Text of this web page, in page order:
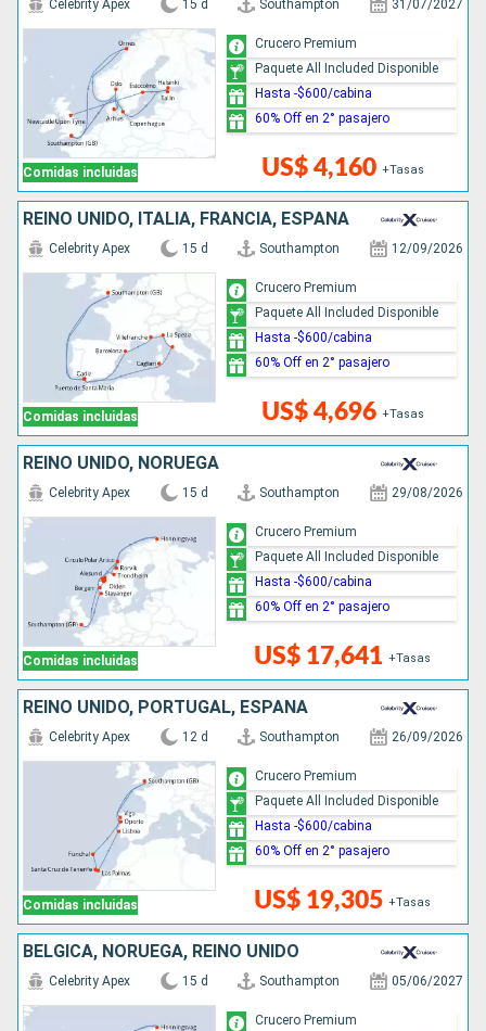
Comidas incluidas
Celebrity Apex 15 d Southampton 31/07/2027
US$ 4,160 +Tasas
Crucero Premium
Paquete All Included Disponible
Hasta -$600/cabina
60% Off en 2° pasajero
REINO UNIDO, ITALIA, FRANCIA, ESPAÑA
Comidas incluidas
Celebrity Apex 15 d Southampton 12/09/2026
US$ 4,696 +Tasas
Crucero Premium
Paquete All Included Disponible
Hasta -$600/cabina
60% Off en 2° pasajero
REINO UNIDO, NORUEGA
Comidas incluidas
Celebrity Apex 15 d Southampton 29/08/2026
US$ 17,641 +Tasas
Crucero Premium
Paquete All Included Disponible
Hasta -$600/cabina
60% Off en 2° pasajero
REINO UNIDO, PORTUGAL, ESPAÑA
Comidas incluidas
Celebrity Apex 12 d Southampton 26/09/2026
US$ 19,305 +Tasas
Crucero Premium
Paquete All Included Disponible
Hasta -$600/cabina
60% Off en 2° pasajero
BÉLGICA, NORUEGA, REINO UNIDO
Celebrity Apex 15 d Southampton 05/06/2027
Crucero Premium